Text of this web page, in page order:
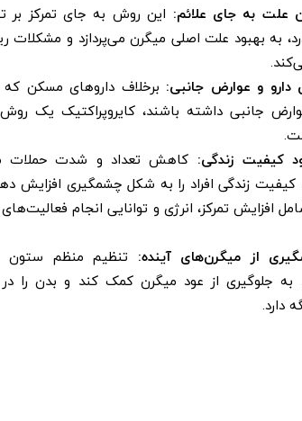
علت به جای علائم: این روش به جای تمرکز بر
به بهبود علت اصلی میگرن می‌پردازد و مشکلات
دارو و عوارض جانبی: برخلاف داروهای مسکن
جانبی داشته باشند، کایروپراکتیک یک روش
کیفیت زندگی: کاهش تعداد و شدت حملات
کیفیت زندگی افراد را به شکل چشمگیری افزایش
افزایش تمرکز، انرژی و توانایی انجام فعالیت‌های
از میگرن‌های آینده: تنظیم منظم ستون
به جلوگیری از عود میگرن کمک کند و بدن را
دارد.